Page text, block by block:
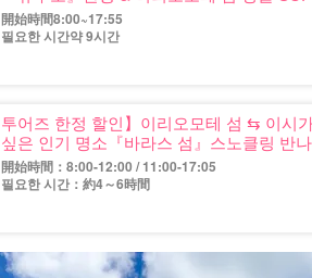
開始時間8:00~17:55
필요한 시간약 9시간
투어즈 한정 할인】이리오모테 섬 ⇆ 이시
싶은 인기 명소『바라스 섬』스노클링 반
開始時間：8:00-12:00 / 11:00-17:05
필요한 시간：約4～6時間